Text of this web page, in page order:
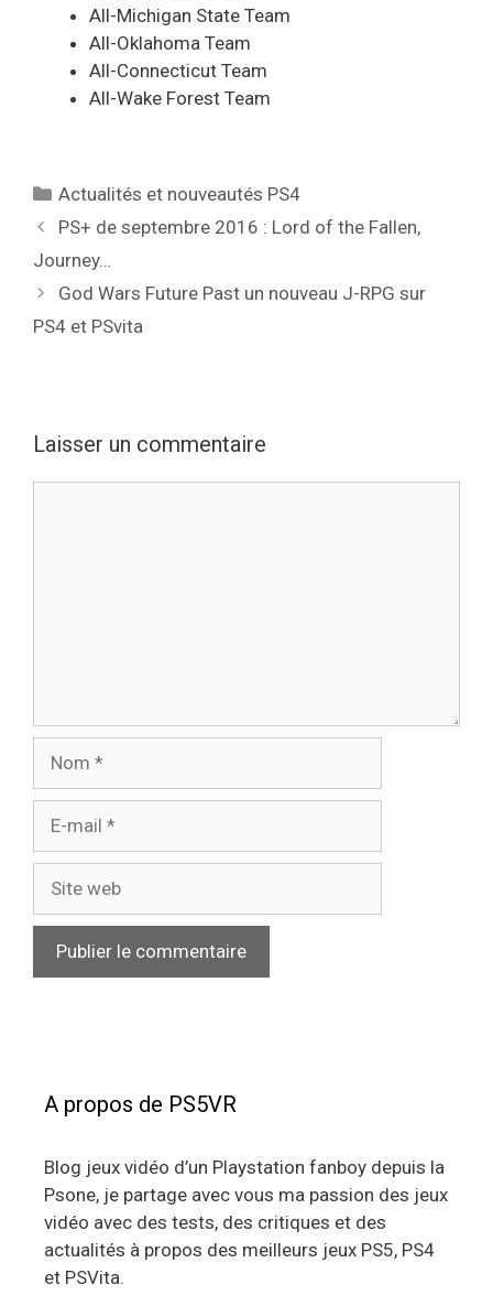
All-Michigan State Team
All-Oklahoma Team
All-Connecticut Team
All-Wake Forest Team
Catégories
Actualités et nouveautés PS4
PS+ de septembre 2016 : Lord of the Fallen,
Journey…
God Wars Future Past un nouveau J-RPG sur
PS4 et PSvita
Laisser un commentaire
A propos de PS5VR
Blog jeux vidéo d’un Playstation fanboy depuis la
Psone, je partage avec vous ma passion des jeux
vidéo avec des tests, des critiques et des
actualités à propos des meilleurs jeux PS5, PS4
et PSVita.